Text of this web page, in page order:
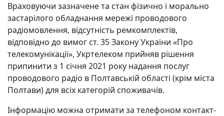
Враховуючи зазначене та стан фізично і морально
застарілого обладнання мережі проводового
радіомовлення, відсутність ремкомплектів,
відповідно до вимог ст. 35 Закону України «Про
телекомунікації», Укртелеком прийняв рішення
припинити з 1 січня 2021 року надання послуг
проводового радіо в Полтавській області (крім міста
Полтави) для всіх категорій споживачів.
Інформацію можна отримати за телефоном контакт-